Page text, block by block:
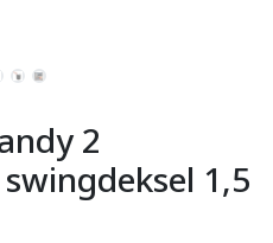
2
1,5